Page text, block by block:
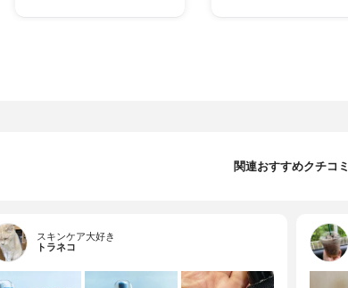
関連おすすめクチコミ
スキンケア大好き
トラネコ